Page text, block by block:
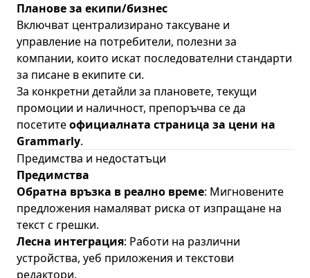
Планове за екипи/бизнес
Включват централизирано таксуване и
управление на потребители, полезни за
компании, които искат последователни стандарти
за писане в екипите си.
За конкретни детайли за плановете, текущи
промоции и наличност, препоръчва се да
посетитеофициалната страница за цени на
Grammarly.
Предимства и недостатъци
Предимства
Обратна връзка в реално време: Мигновените
предложения намаляват риска от изпращане на
текст с грешки.
Лесна интеграция: Работи на различни
устройства, уеб приложения и текстови
редактори.